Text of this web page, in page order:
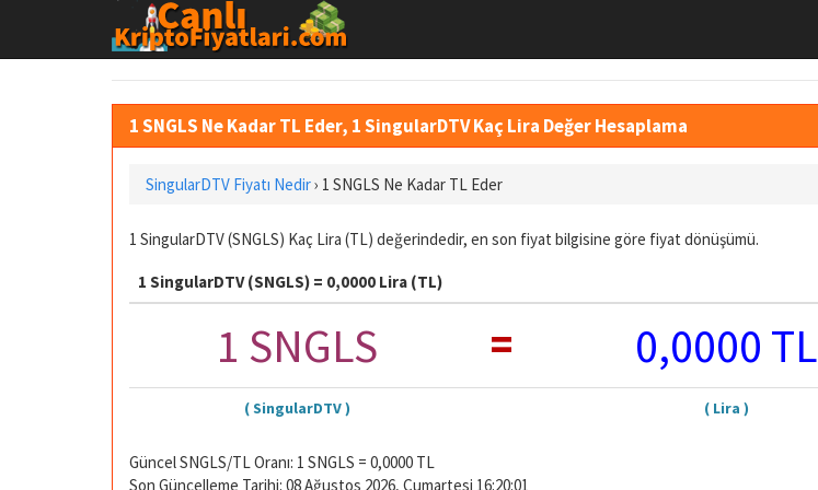
1 SNGLS Ne Kadar TL Eder, 1 SingularDTV Kaç Lira Değer Hesaplama
SingularDTV Fiyatı Nedir› 1 SNGLS Ne Kadar TL Eder
1 SingularDTV (SNGLS) Kaç Lira (TL) değerindedir, en son fiyat bilgisine göre fiyat dönüşümü.
1 SingularDTV (SNGLS) = 0,0000 Lira (TL)
1 SNGLS = 0,0000 TL
( SingularDTV ) ( Lira )
Güncel SNGLS/TL Oranı: 1 SNGLS = 0,0000 TL
Son Güncelleme Tarihi: 08 Ağustos 2026, Cumartesi 16:20:01